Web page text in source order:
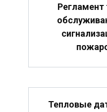
Регламент
Тепловые